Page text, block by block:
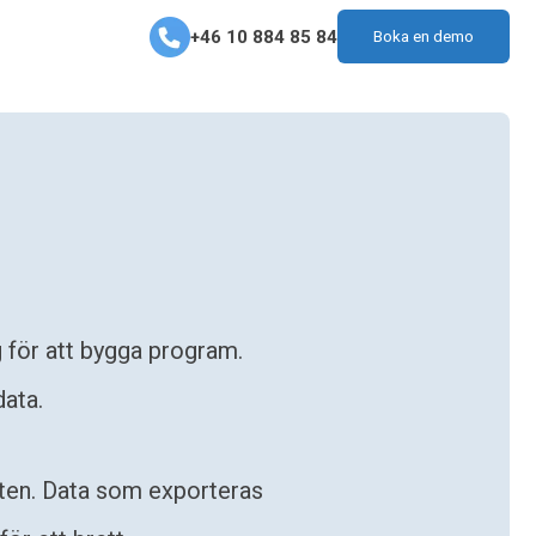
+46 10 884 85 84 Boka en demo
att bygga program.
Data som exporteras